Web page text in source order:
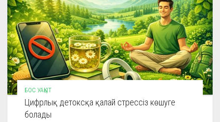
БОС УАҚЫТ
Цифрлық детоксқа қалай стрессіз көшуге
болады